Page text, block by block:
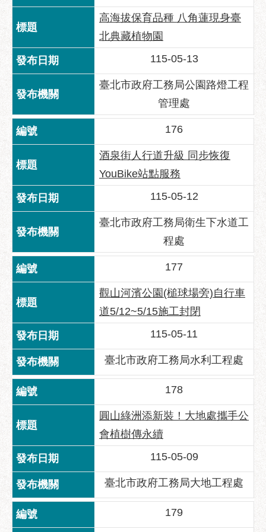
高海拔保育品種 八角蓮現身臺
北典藏植物園
115-05-13
臺北市政府工務局公園路燈工程
管理處
176
酒泉街人行道升級 同步恢復
YouBike站點服務
115-05-12
臺北市政府工務局衛生下水道工
程處
177
觀山河濱公園(槌球場旁)自行車
道5/12~5/15施工封閉
115-05-11
臺北市政府工務局水利工程處
178
圓山綠洲添新裝！大地處攜手公
會植樹傳永續
115-05-09
臺北市政府工務局大地工程處
179